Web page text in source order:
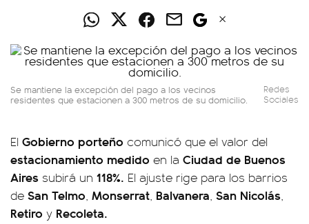
Se mantiene la excepción del pago a los vecinos
residentes que estacionen a 300 metros de su domicilio.
Redes
Sociales
El Gobierno porteño comunicó que el valor del
estacionamiento medido en la Ciudad de Buenos
Aires subirá un 118%. El ajuste rige para los barrios
de San Telmo, Monserrat, Balvanera, San Nicolás,
Retiro y Recoleta.